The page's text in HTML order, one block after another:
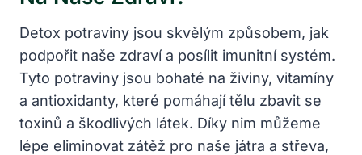
Detox potraviny jsou skvělým způsobem, jak
podpořit naše zdraví a posílit imunitní systém.
Tyto potraviny jsou bohaté na živiny, vitamíny
a antioxidanty, které pomáhají tělu zbavit se
toxinů a škodlivých látek. Díky nim můžeme
lépe eliminovat zátěž pro naše játra a střeva,